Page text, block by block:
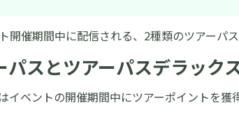
開催期間中に配信される、2種類のツアーパ
パスとツアーパスデラック
イベントの開催期間中にツアーポイントを獲